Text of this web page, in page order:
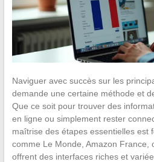
Naviguer avec succès sur les
demande une certaine méthode et
Que ce soit pour trouver des
en ligne ou simplement rester
maîtrise des étapes essentielles est
comme Le Monde, Amazon France,
offrent des interfaces riches et